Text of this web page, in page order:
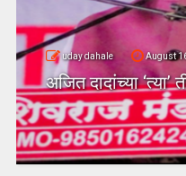
uday dahale August
अजित दादांच्या